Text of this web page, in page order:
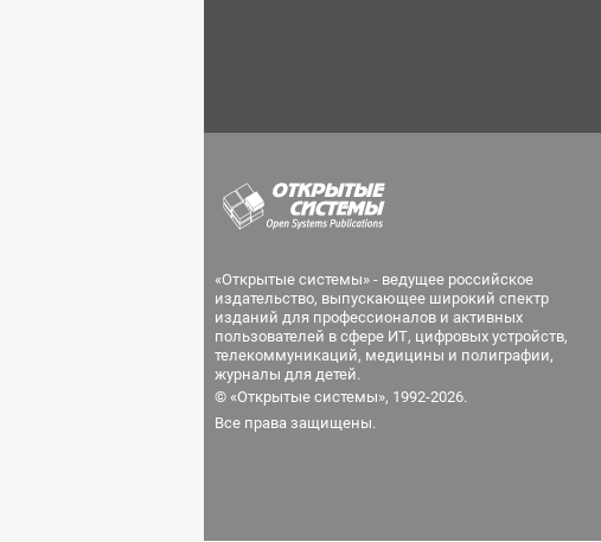
«Открытые системы» - ведущее российское
издательство, выпускающее широкий спектр
изданий для профессионалов и активных
пользователей в сфере ИТ, цифровых устройств,
телекоммуникаций, медицины и полиграфии,
журналы для детей.
© «Открытые системы», 1992-2026.
Все права защищены.